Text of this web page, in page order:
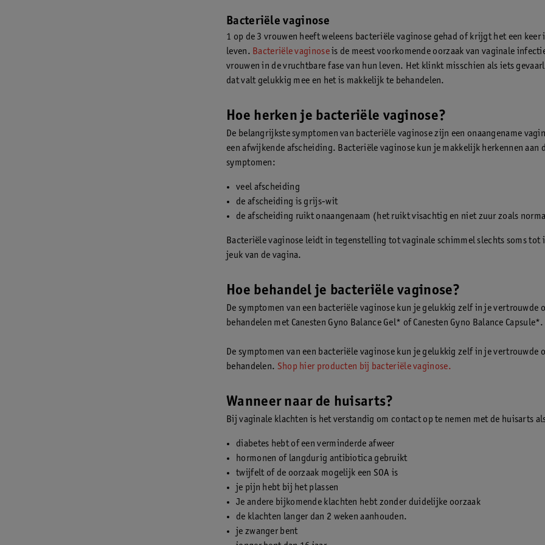
Bacteriële vaginose
1 op de 3 vrouwen heeft weleens bacteriële vaginose gehad of krijgt het een keer
leven. Bacteriële vaginoseis de meest voorkomende oorzaak van vaginale
vrouwen in de vruchtbare fase van hun leven. Het klinkt misschien als iets
dat valt gelukkig mee en het is makkelijk te behandelen.
Hoe herken je bacteriële vaginose?
De belangrijkste symptomen van bacteriële vaginose zijn een onaangename
een afwijkende afscheiding. Bacteriële vaginose kun je makkelijk herkennen aan
symptomen:
veel afscheiding
de afscheiding is grijs-wit
de afscheiding ruikt onaangenaam (het ruikt visachtig en niet zuur zoals
Bacteriële vaginose leidt in tegenstelling tot vaginale schimmel slechts soms
jeuk van de vagina.
Hoe behandel je bacteriële vaginose?
De symptomen van een bacteriële vaginose kun je gelukkig zelf in je vertrouwde
behandelen met Canesten Gyno Balance Gel* of Canesten Gyno Balance Capsule*.
De symptomen van een bacteriële vaginose kun je gelukkig zelf in je vertrouwde
behandelen. Shop hier producten bij bacteriële vaginose.
Wanneer naar de huisarts?
Bij vaginale klachten is het verstandig om contact op te nemen met de huisarts
diabetes hebt of een verminderde afweer
hormonen of langdurig antibiotica gebruikt
twijfelt of de oorzaak mogelijk een SOA is
je pijn hebt bij het plassen
Je andere bijkomende klachten hebt zonder duidelijke oorzaak
de klachten langer dan 2 weken aanhouden.
je zwanger bent